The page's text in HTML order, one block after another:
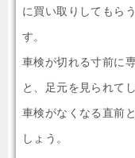
に買い取りしてもら
す。
車検が切れる寸前に
と、足元を見られて
車検がなくなる直前
しょう。